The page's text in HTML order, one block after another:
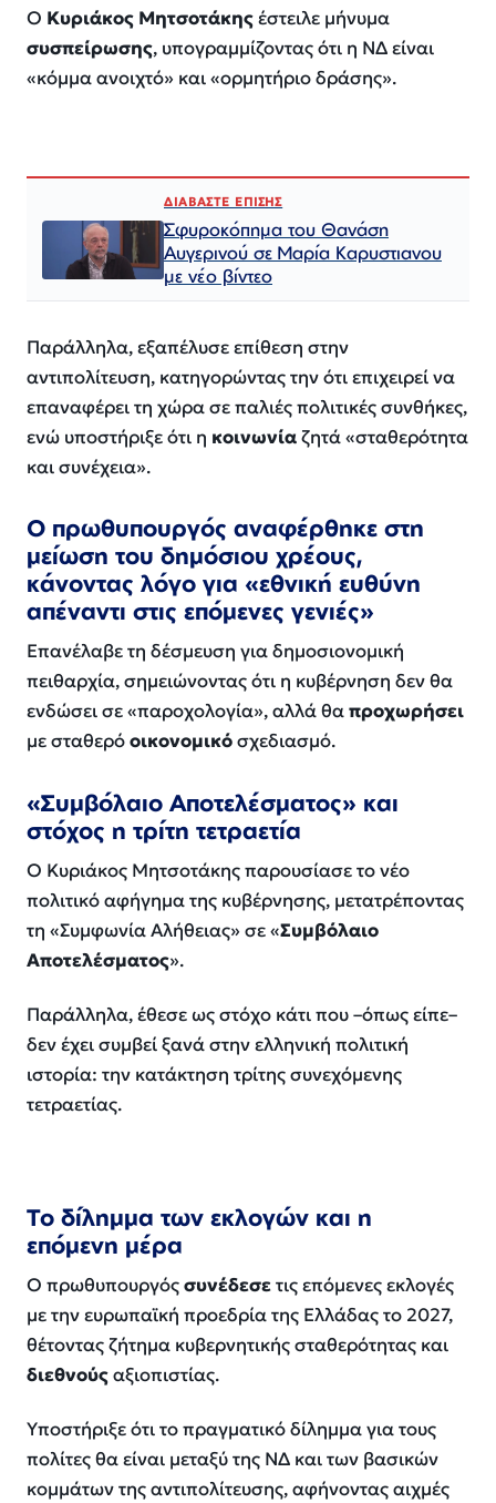
Ο Κυριάκος Μητσοτάκηςέστειλε μήνυμα
συσπείρωσης, υπογραμμίζοντας ότι η ΝΔ είναι
«κόμμα ανοιχτό» και «ορμητήριο δράσης».
ΔΙΑΒΑΣΤΕ ΕΠΙΣΗΣ
Σφυροκόπημα του Θανάση
Αυγερινού σε Μαρία Καρυστιανου
με νέο βίντεο
Παράλληλα, εξαπέλυσε επίθεση στην
αντιπολίτευση, κατηγορώντας την ότι επιχειρεί να
επαναφέρει τη χώρα σε παλιές πολιτικές συνθήκες,
ενώ υποστήριξε ότι η κοινωνίαζητά «σταθερότητα
και συνέχεια».
Ο πρωθυπουργός αναφέρθηκε στη
μείωση του δημόσιου χρέους,
κάνοντας λόγο για «εθνική ευθύνη
απέναντι στις επόμενες γενιές»
Επανέλαβε τη δέσμευση για δημοσιονομική
πειθαρχία, σημειώνοντας ότι η κυβέρνηση δεν θα
ενδώσει σε «παροχολογία», αλλά θαπροχωρήσει
με σταθερόοικονομικόσχεδιασμό.
«Συμβόλαιο Αποτελέσματος» και
στόχος η τρίτη τετραετία
Ο Κυριάκος Μητσοτάκης παρουσίασε το νέο
πολιτικό αφήγημα της κυβέρνησης, μετατρέποντας
τη «Συμφωνία Αλήθειας» σε «Συμβόλαιο
Αποτελέσματος».
Παράλληλα, έθεσε ως στόχο κάτι που –όπως είπε–
δεν έχει συμβεί ξανά στην ελληνική πολιτική
ιστορία: την κατάκτηση τρίτης συνεχόμενης
τετραετίας.
Το δίλημμα των εκλογών και η
επόμενη μέρα
Ο πρωθυπουργόςσυνέδεσετις επόμενες εκλογές
με την ευρωπαϊκή προεδρία της Ελλάδας το 2027,
θέτοντας ζήτημα κυβερνητικής σταθερότητας και
διεθνούςαξιοπιστίας.
Υποστήριξε ότι το πραγματικό δίλημμα για τους
πολίτες θα είναι μεταξύ της ΝΔ και των βασικών
κομμάτων της αντιπολίτευσης, αφήνοντας αιχμές